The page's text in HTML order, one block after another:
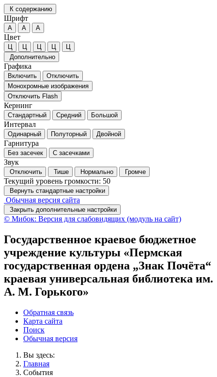
К содержанию
Шрифт
А А А
Цвет
Ц Ц Ц Ц
Ц
Дополнительно
Графика
Включить
Отключить
Монохромные изображения
Отключить Flash
Кернинг
Стандартный Средний Большой
Интервал
Одинарный Полуторный Двойной
Гарнитура
Без засечек С засечками
Звук
Отключить Тише Нормально Громче
Текущий уровень громкости: 50
Вернуть стандартные настройки
Обычная версия сайта
Закрыть дополнительные настройки
© Мибок: Версия для слабовидящих (модуль на сайт)
Государственное краевое бюджетное
учреждение культуры «Пермская
государственная ордена „Знак Почёта“
краевая универсальная библиотека им.
А. М. Горького»
Обратная связь
Карта сайта
Поиск
Обычная версия
Вы здесь:
Главная
События